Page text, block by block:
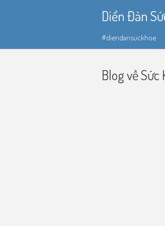
Diển Đàn
#diendansuckhoe
Blog về